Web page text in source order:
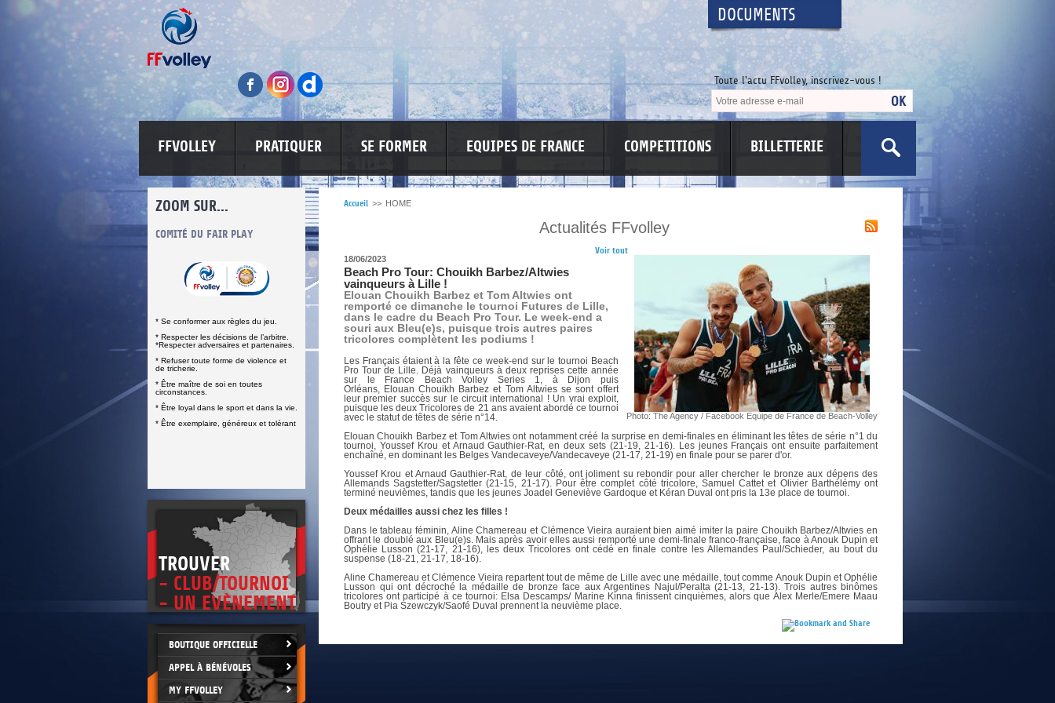
DOCUMENTS
Toute l'actu FFvolley, inscrivez-vous !
FFVOLLEY PRATIQUER SE FORMER EQUIPES DE FRANCE COMPETITIONS BILLETTERIE
ZOOM SUR...
DOCUMENTS UTILES
CLIQUEZ ICI
COMITÉ DU FAIR PLAY
* Se conformer aux règles du jeu.
* Respecter les décisions de l’arbitre.
*Respecter adversaires et partenaires.
* Refuser toute forme de violence et
de tricherie.
* Être maître de soi en toutes
circonstances.
* Être loyal dans le sport et dans la vie.
* Être exemplaire, généreux et tolérant
LUTTE CONTRE LES VIOLENCES INFORMATIONS CORONAVIRUS
DOCUMENTS UTILES
SITUATION SANITAIRE
COVID-19
CLIQUEZ ICI
TROUVER
- CLUB/TOURNOI
- UN EVÈNEMENT
BOUTIQUE OFFICIELLE
APPEL À BÉNÉVOLES
MY FFVOLLEY
Accueil >> HOME
Actualités FFvolley
Voir tout
Photo: The Agency / Facebook Equipe de France de Beach-Volley
18/06/2023
Beach Pro Tour: Chouikh Barbez/Altwies
vainqueurs à Lille !
Elouan Chouikh Barbez et Tom Altwies ont
remporté ce dimanche le tournoi Futures de Lille,
dans le cadre du Beach Pro Tour. Le week-end a
souri aux Bleu(e)s, puisque trois autres paires
tricolores complètent les podiums !
Les Français étaient à la fête ce week-end sur le tournoi Beach
Pro Tour de Lille. Déjà vainqueurs à deux reprises cette année
sur le France Beach Volley Series 1, à Dijon puis
Orléans, Elouan Chouikh Barbez et Tom Altwies se sont offert
leur premier succès sur le circuit international ! Un vrai exploit,
puisque les deux Tricolores de 21 ans avaient abordé ce tournoi
avec le statut de têtes de série n°14.
Elouan Chouikh Barbez et Tom Altwies ont notamment créé la surprise en demi-finales en éliminant les têtes de série n°1 du
tournoi, Youssef Krou et Arnaud Gauthier-Rat, en deux sets (21-19, 21-16). Les jeunes Français ont ensuite parfaitement
enchaîné, en dominant les Belges Vandecaveye/Vandecaveye (21-17, 21-19) en finale pour se parer d'or.
Youssef Krou et Arnaud Gauthier-Rat, de leur côté, ont joliment su rebondir pour aller chercher le bronze aux dépens des
Allemands Sagstetter/Sagstetter (21-15, 21-17). Pour être complet côté tricolore, Samuel Cattet et Olivier Barthélémy ont
terminé neuvièmes, tandis que les jeunes Joadel Geneviève Gardoque et Kéran Duval ont pris la 13e place de tournoi.
Deux médailles aussi chez les filles !
Dans le tableau féminin, Aline Chamereau et Clémence Vieira auraient bien aimé imiter la paire Chouikh Barbez/Altwies en
offrant le doublé aux Bleu(e)s. Mais après avoir elles aussi remporté une demi-finale franco-française, face à Anouk Dupin et
Ophélie Lusson (21-17, 21-16), les deux Tricolores ont cédé en finale contre les Allemandes Paul/Schieder, au bout du
suspense (18-21, 21-17, 18-16).
Aline Chamereau et Clémence Vieira repartent tout de même de Lille avec une médaille, tout comme Anouk Dupin et Ophélie
Lusson qui ont décroché la médaille de bronze face aux Argentines Najul/Peralta (21-13, 21-13). Trois autres binômes
tricolores ont participé à ce tournoi: Elsa Descamps/ Marine Kinna finissent cinquièmes, alors que Alex Merle/Emere Maau
Boutry et Pia Szewczyk/Saofé Duval prennent la neuvième place.